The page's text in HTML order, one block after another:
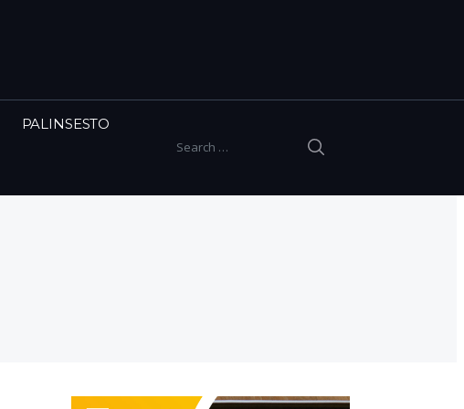
Search for:
PALINSESTO